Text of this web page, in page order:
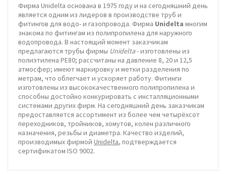
Фирма Unidelta основана в 1975 году и на сегодняшний день
является одним из лидеров в производстве труб и
фитингов для водо- и газопровода. Фирма Unidelta многим
знакома по фитингам из полипропилена для наружного
водопровода. В настоящий момент заказчикам
предлагаются трубы фирмы Unidelta- изготовлены из
полиэтилена PE80; рассчитаны на давление 8, 20 и 12,5
атмосфер; имеют маркировку и метки разделения по
метрам, что облегчает и ускоряет работу. Фитинги
изготовлены из высококачественного полипропилена и
способны достойно конкурировать с инсталляционными
системами других фирм. На сегодняшний день заказчикам
предоставляется ассортимент из более чем четырёхсот
переходников, тройников, хомутов, колен различного
назначения, резьбы и диаметра. Качество изделий,
производимых фирмой Unidelta, подтверждается
сертификатом ISO 9002.